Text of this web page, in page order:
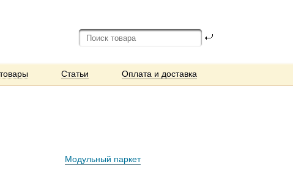
Статьи Оплата и доставка
Модульный паркет